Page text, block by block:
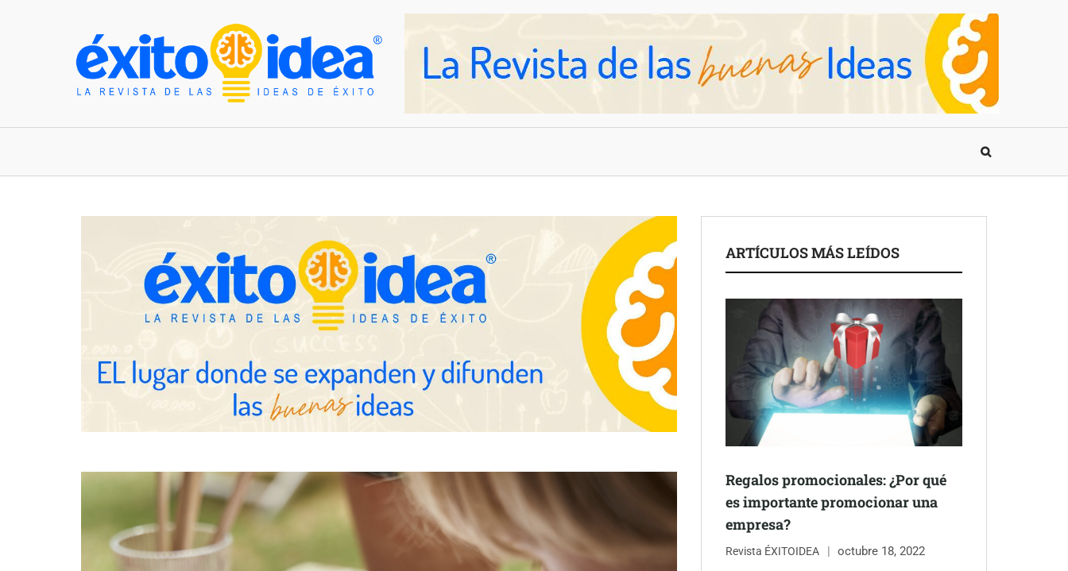
ARTÍCULOS MÁS LEÍDOS
Regalos promocionales: ¿Por qué
es importante promocionar una
empresa?
Revista ÉXITOIDEA octubre 18, 2022